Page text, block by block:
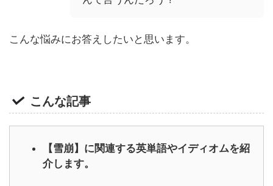
こんな悩みにお答えしたいと思います。
こんな記事
【雪崩】に関連する英単語やイディオムを紹
介します。